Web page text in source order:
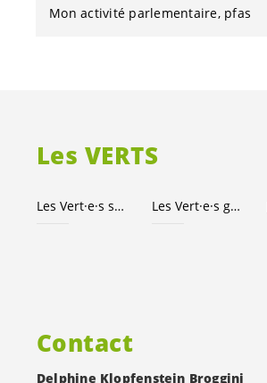
Mon activité parlementaire pfas
Les VERTS
Les Vert·e·s suisses Les Vert·e·s genevois·es
Contact
Delphine Klopfenstein Broggini